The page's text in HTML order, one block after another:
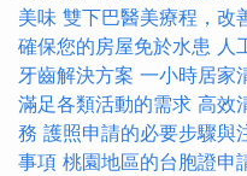
美味 雙下巴醫美療程，改
確保您的房屋免於水患 人
牙齒解決方案 一小時居家
滿足各類活動的需求 高效
務 護照申請的必要步驟與
事項 桃園地區的台胞證申